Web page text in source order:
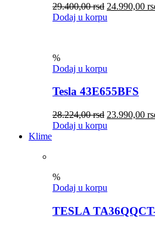
29.400,00rsd 24.990,00
Dodaj u korpu
%
Dodaj u korpu
Tesla 43E655BFS
28.224,00rsd 23.990,00
Dodaj u korpu
Klime
%
Dodaj u korpu
TESLA